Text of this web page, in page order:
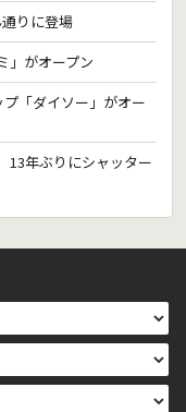
りに登場
」がオープン
「ダイソー」がオー
年ぶりにシャッター